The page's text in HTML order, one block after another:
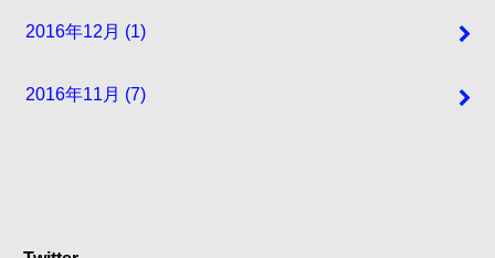
2016年12月 (1)
2016年11月 (7)